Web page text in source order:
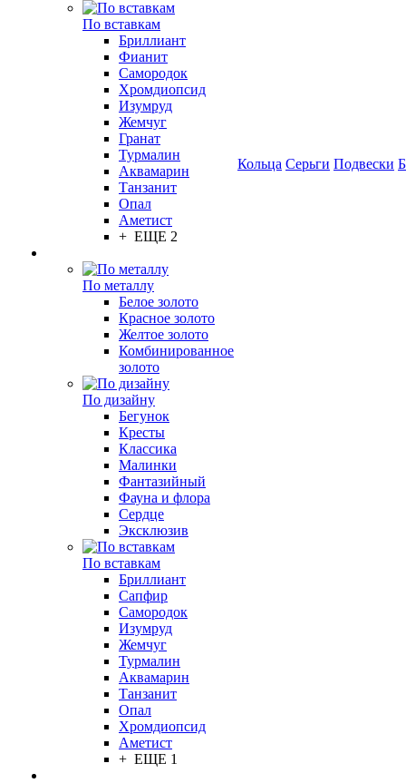
По вставкам
Бриллиант
Фианит
Самородок
Хромдиопсид
Изумруд
Жемчуг
Гранат
Турмалин
Аквамарин
Танзанит
Опал
Аметист
+ ЕЩЕ 2
По металлу
Белое золото
Красное золото
Желтое золото
Комбинированное
золото
По дизайну
Бегунок
Кресты
Классика
Малинки
Фантазийный
Фауна и флора
Сердце
Эксклюзив
По вставкам
Бриллиант
Сапфир
Самородок
Изумруд
Жемчуг
Турмалин
Аквамарин
Танзанит
Опал
Хромдиопсид
Аметист
+ ЕЩЕ 1
Кольца Серьги Подвески